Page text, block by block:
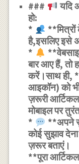
###
यदि
हो:
*
है,इसलिए इसे
*
बार आए हैं, तो
करें।साथ ही,
आइकॉन) को
ज़रूरी
मोबाइल पर
*
**अपने
कोई सुझाव
ज़रूर बताएं।
**पूरा